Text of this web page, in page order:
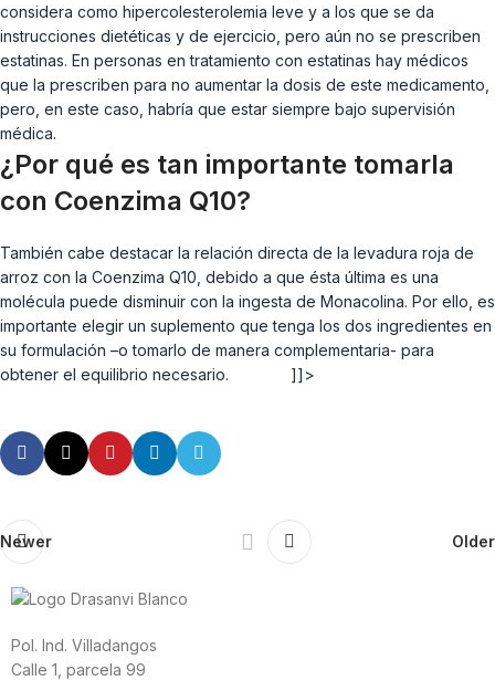
considera como hipercolesterolemia leve y a los que se da
instrucciones dietéticas y de ejercicio, pero aún no se prescriben
estatinas. En personas en tratamiento con estatinas hay médicos
que la prescriben para no aumentar la dosis de este medicamento,
pero, en este caso, habría que estar siempre bajo supervisión
médica.
¿Por qué es tan importante tomarla
con Coenzima Q10?
También cabe destacar la relación directa de la levadura roja de
arroz con la Coenzima Q10, debido a que ésta última es una
molécula puede disminuir con la ingesta de Monacolina. Por ello, es
importante elegir un suplemento que tenga los dos ingredientes en
su formulación –o tomarlo de manera complementaria- para
obtener el equilibrio necesario.
]]>
Newer Older
Pol. Ind. Villadangos
Calle 1, parcela 99